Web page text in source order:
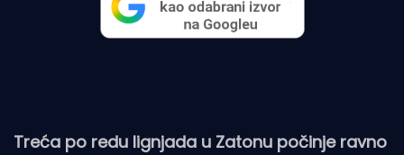
Treća po redu lignjada u Zatonu počinje ravno